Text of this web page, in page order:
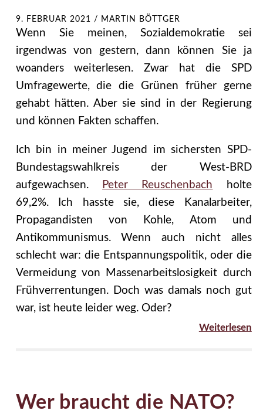
9. FEBRUAR 2021 / MARTIN BÖTTGER
Wenn Sie meinen, Sozialdemokratie sei
irgendwas von gestern, dann können Sie ja
woanders weiterlesen. Zwar hat die SPD
Umfragewerte, die die Grünen früher gerne
gehabt hätten. Aber sie sind in der Regierung
und können Fakten schaffen.
Ich bin in meiner Jugend im sichersten SPD-
Bundestagswahlkreis der West-BRD
aufgewachsen.
Peter Reuschenbach holte
69,2%. Ich hasste sie, diese Kanalarbeiter,
Propagandisten von Kohle, Atom und
Antikommunismus. Wenn auch nicht alles
schlecht war: die Entspannungspolitik, oder die
Vermeidung von Massenarbeitslosigkeit durch
Frühverrentungen. Doch was damals noch gut
war, ist heute leider weg. Oder?
Weiterlesen
Wer braucht die NATO?